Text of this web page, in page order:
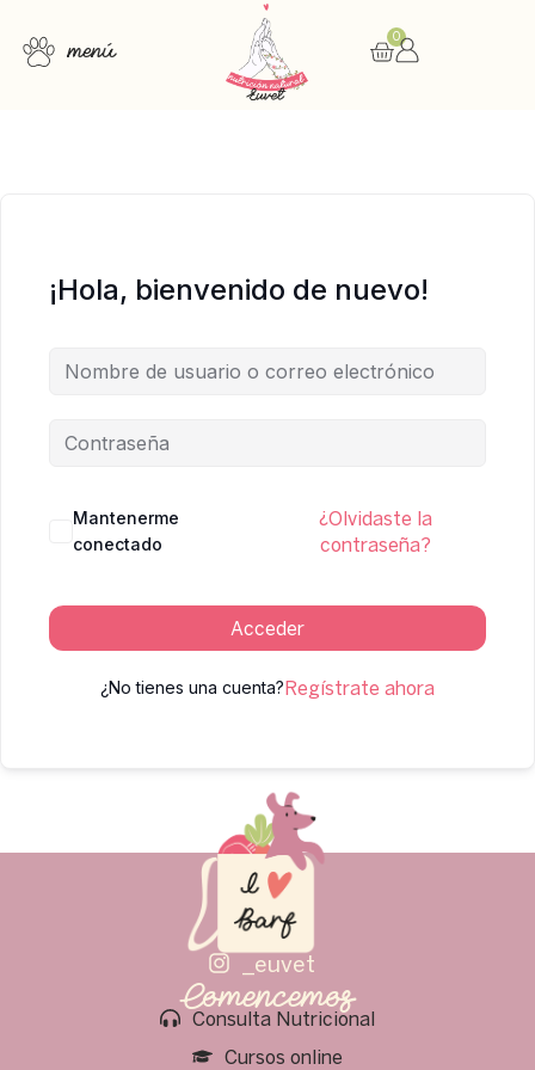
menú
0
¡Hola, bienvenido de nuevo!
Mantenerme
conectado
¿Olvidaste la
contraseña?
Acceder
¿No tienes una cuenta?Regístrate ahora
_euvet
Comencemos
Consulta Nutricional
Cursos online